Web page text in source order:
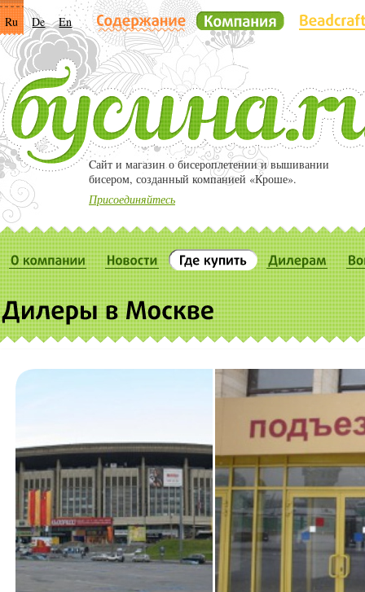
Ru De En
Cайт и магазин о бисероплетении и вышивании
бисером, созданный компанией «Кроше».
Присоединяйтесь